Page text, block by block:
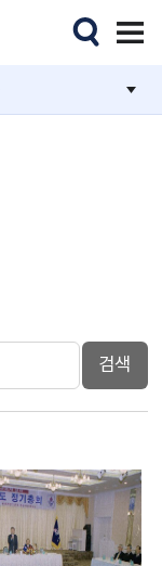
검색